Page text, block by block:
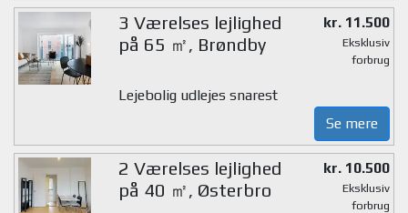
3 Værelses lejlighed
på 65 ㎡, Brøndby
kr. 11.500
Eksklusiv
forbrug
Lejebolig udlejes snarest
Se mere
2 Værelses lejlighed
på 40 ㎡, Østerbro
kr. 10.500
Eksklusiv
forbrug